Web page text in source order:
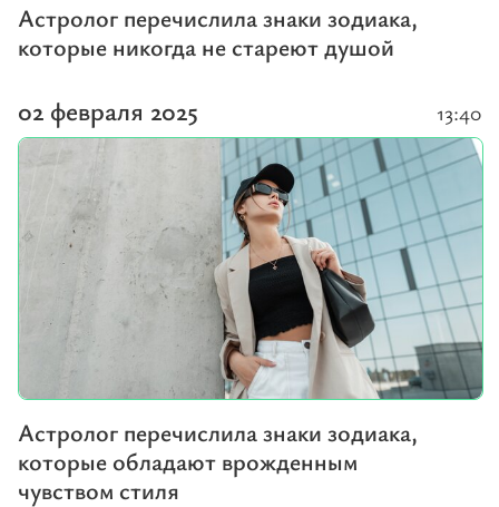
Астролог перечислила знаки зодиака,
которые никогда не стареют душой
02 февраля 2025
Астролог перечислила знаки зодиака,
которые обладают врожденным
чувством стиля
13:40